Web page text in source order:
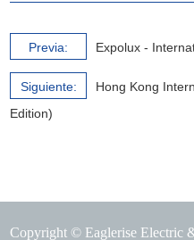
Previa: Expolux -
Siguiente:
Hong Kong
Edition)
Copyright © Eaglerise Electric